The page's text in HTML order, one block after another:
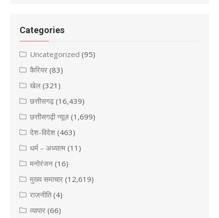
Categories
Uncategorized (95)
कैरियर (83)
खेल (321)
छत्तीसगढ़(16,439)
छत्तीसगढ़ी न्यूज़ (1,699)
देश-विदेश (463)
धर्म – अध्यात्म (11)
मनोरंजन (16)
मुख्य समाचार (12,619)
राजनीति(4)
व्यापार (66)